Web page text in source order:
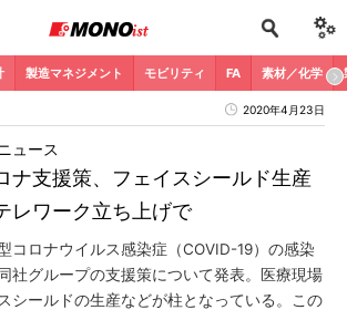
製造マネジメント モビリティ FA 素材／化学
2020年4月23日
ナ支援策、フェイスシールド生産
レワーク立ち上げで
ュース
コロナウイルス感染症（COVID-19）の感染
社グループの支援策について発表。医療現場
シールドの生産などが柱となっている。この